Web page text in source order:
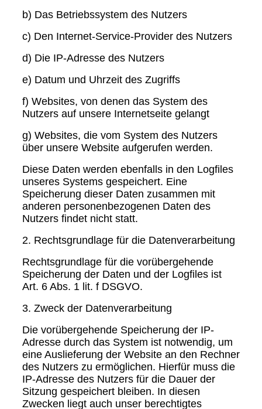
b) Das Betriebssystem des Nutzers
c) Den Internet-Service-Provider des Nutzers
d) Die IP-Adresse des Nutzers
e) Datum und Uhrzeit des Zugriffs
f) Websites, von denen das System des
Nutzers auf unsere Internetseite gelangt
g) Websites, die vom System des Nutzers
über unsere Website aufgerufen werden.
Diese Daten werden ebenfalls in den Logfiles
unseres Systems gespeichert. Eine
Speicherung dieser Daten zusammen mit
anderen personenbezogenen Daten des
Nutzers findet nicht statt.
2. Rechtsgrundlage für die Datenverarbeitung
Rechtsgrundlage für die vorübergehende
Speicherung der Daten und der Logfiles ist
Art. 6 Abs. 1 lit. f DSGVO.
3. Zweck der Datenverarbeitung
Die vorübergehende Speicherung der IP-
Adresse durch das System ist notwendig, um
eine Auslieferung der Website an den Rechner
des Nutzers zu ermöglichen. Hierfür muss die
IP-Adresse des Nutzers für die Dauer der
Sitzung gespeichert bleiben. In diesen
Zwecken liegt auch unser berechtigtes